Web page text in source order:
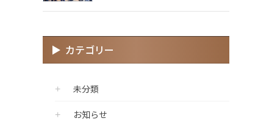
カテゴリー
未分類
お知らせ